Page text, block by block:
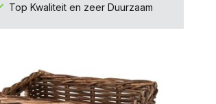
Top Kwaliteit en zeer Duurzaam